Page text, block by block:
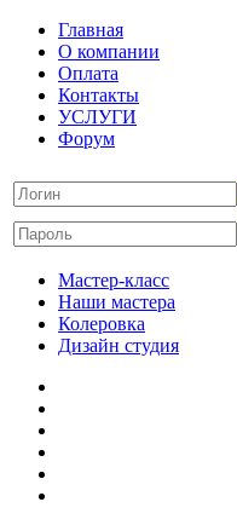
Главная
О компании
Оплата
Контакты
УСЛУГИ
Форум
Мастер-класс
Наши мастера
Колеровка
Дизайн студия